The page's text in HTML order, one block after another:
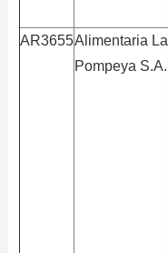
AR3655Alimentaria La
Pompeya S.A.